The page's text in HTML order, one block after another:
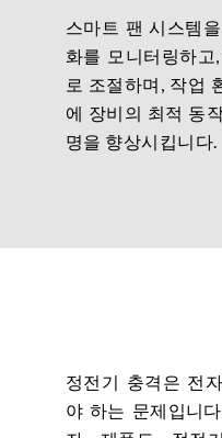
스마트 팬 시스템
화를 모니터링하
로 조절하며, 작업
에 장비의 최적 동
명을 향상시킵니다.
정전기 충격은 전
야 하는 문제입니